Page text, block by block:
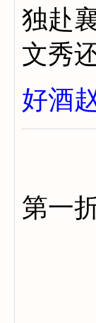
独赴
文秀
好酒
第一
(等